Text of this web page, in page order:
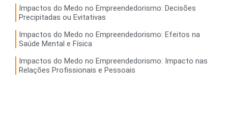
Impactos do Medo no Empreendedorismo: Decisões
Precipitadas ou Evitativas
Impactos do Medo no Empreendedorismo: Efeitos na
Saúde Mental e Física
Impactos do Medo no Empreendedorismo: Impacto nas
Relações Profissionais e Pessoais